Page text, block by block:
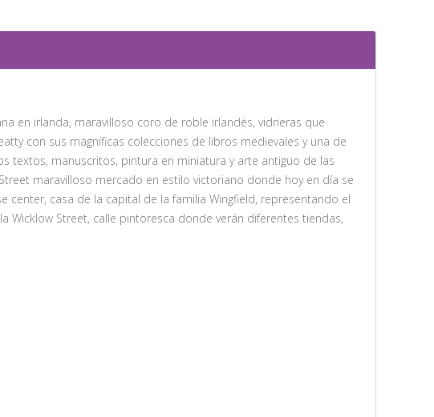
en irlanda, maravilloso coro de roble irlandés, vidrieras que
con sus magníficas colecciones de libros medievales y una de
textos, manuscritos, pintura en miniatura y arte antiguo de las
maravilloso mercado en estilo victoriano donde hoy en día se
casa de la capital de la familia Wingfield, representando el
Street, calle pintoresca donde verán diferentes tiendas,